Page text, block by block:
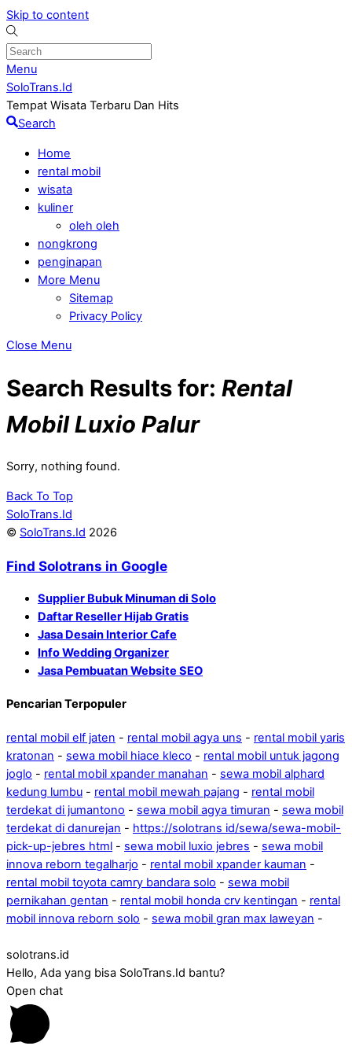
Skip to content
Menu
SoloTrans.Id
Tempat Wisata Terbaru Dan Hits
Search
Home
rental mobil
wisata
kuliner
oleh oleh
nongkrong
penginapan
More Menu
Sitemap
Privacy Policy
Close Menu
Search Results for: Rental
Mobil Luxio Palur
Sorry, nothing found.
Back To Top
SoloTrans.Id
© SoloTrans.Id 2026
Find Solotrans in Google
Supplier Bubuk Minuman di Solo
Daftar Reseller Hijab Gratis
Jasa Desain Interior Cafe
Info Wedding Organizer
Jasa Pembuatan Website SEO
Pencarian Terpopuler
rental mobil elf jaten - rental mobil agya uns - rental mobil yaris
kratonan - sewa mobil hiace kleco - rental mobil untuk jagong
joglo - rental mobil xpander manahan - sewa mobil alphard
kedung lumbu - rental mobil mewah pajang - rental mobil
terdekat di jumantono - sewa mobil agya timuran - sewa mobil
terdekat di danurejan - https://solotrans id/sewa/sewa-mobil-
pick-up-jebres html - sewa mobil luxio jebres - sewa mobil
innova reborn tegalharjo - rental mobil xpander kauman -
rental mobil toyota camry bandara solo - sewa mobil
pernikahan gentan - rental mobil honda crv kentingan - rental
mobil innova reborn solo - sewa mobil gran max laweyan -
solotrans.id
Hello, Ada yang bisa SoloTrans.Id bantu?
Open chat